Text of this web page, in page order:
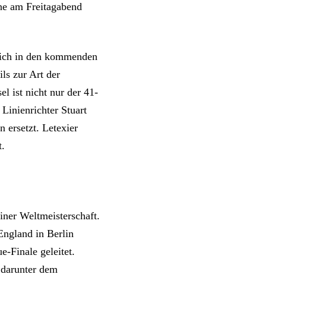
am Freitagabend
in den kommenden
zur Art der
ist nicht nur der 41-
Linienrichter Stuart
ersetzt. Letexier
Weltmeisterschaft.
in Berlin
Finale geleitet.
dem